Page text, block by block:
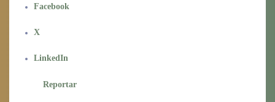
Facebook
X
LinkedIn
Reportar